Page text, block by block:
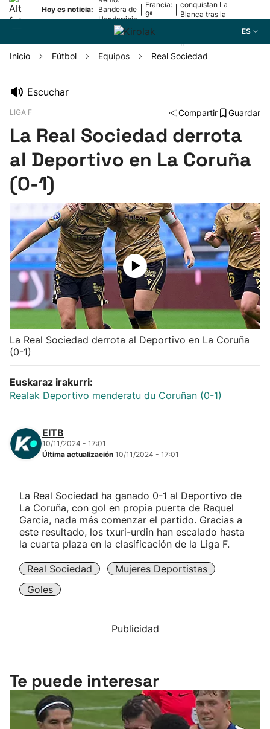
Hoy es noticia:
Bandera de
Hondarribia
Francia:
9ª
conquistan La
Blanca tras la
II
ES
Pelota
Remo
Baloncesto
Ciclismo
Herri-kirolak
Balonmano
Kirolak 360
Atletismo
Más deportes
Inicio Fútbol Equipos Real Sociedad
Escuchar
LIGA F Compartir Guardar
La Real Sociedad derrota
al Deportivo en La Coruña
(0-1)
La Real Sociedad derrota al Deportivo en La Coruña
(0-1)
Euskaraz irakurri:
Realak Deportivo menderatu du Coruñan (0-1)
EITB
10/11/2024 - 17:01
Última actualización 10/11/2024 - 17:01
La Real Sociedad ha ganado 0-1 al Deportivo de
La Coruña, con gol en propia puerta de Raquel
García, nada más comenzar el partido. Gracias a
este resultado, los txuri-urdin han escalado hasta
la cuarta plaza en la clasificación de la Liga F.
Real Sociedad
Mujeres Deportistas
Goles
Publicidad
Te puede interesar